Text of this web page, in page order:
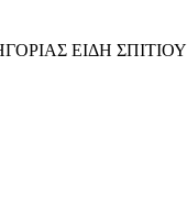
ΕΙΔΗ ΣΠΙΤΙΟΥ